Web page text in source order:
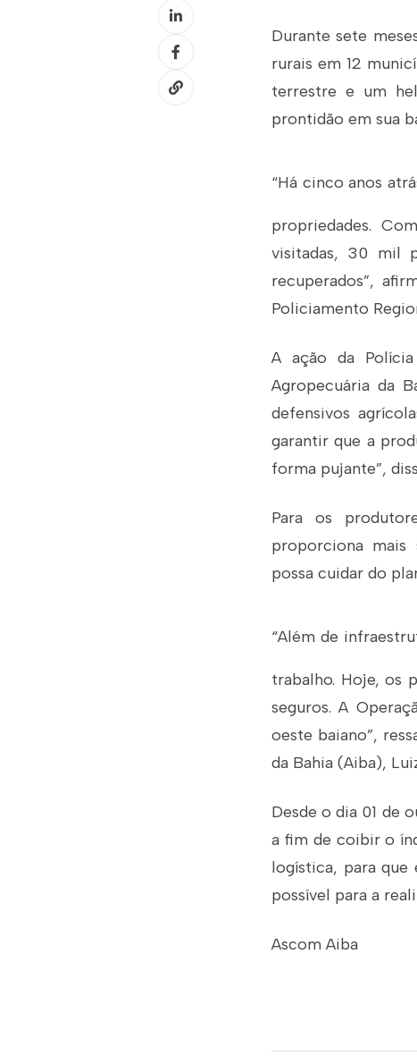
Durante sete
rurais em 12
terrestre e um
prontidão em sua
“Há cinco anos
propriedades.
visitadas, 30 mil
recuperados”,
Policiamento
A ação da
Agropecuária da
defensivos
garantir que a
forma pujante”,
Para os
proporciona mais
possa cuidar do
“Além de
trabalho. Hoje, os
seguros. A
oeste baiano”,
da Bahia (Aiba),
Desde o dia 01 de
a fim de coibir o
logística, para que
possível para a
Ascom Aiba